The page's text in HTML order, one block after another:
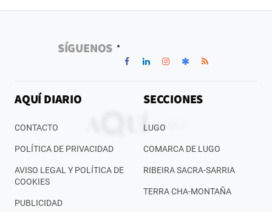
SÍGUENOS
AQUÍ DIARIO
CONTACTO
POLÍTICA DE PRIVACIDAD
AVISO LEGAL Y POLÍTICA DE
COOKIES
PUBLICIDAD
SECCIONES
LUGO
COMARCA DE LUGO
RIBEIRA SACRA-SARRIA
TERRA CHA-MONTAÑA